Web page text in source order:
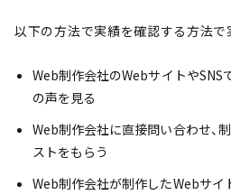
以下の方法で実績を確認する方法で
Web制作会社のWebサイトやSNS
の声を見る
Web制作会社に直接問い合わせ、
ストをもらう
Web制作会社が制作したWebサイ